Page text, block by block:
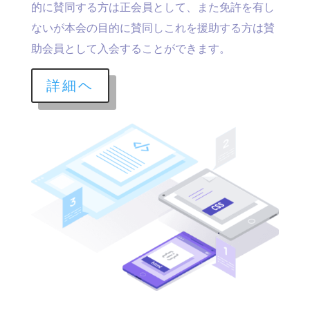
的に賛同する方は正会員として、また免許を有し
ないが本会の目的に賛同しこれを援助する方は賛
助会員として入会することができます。
詳細ヘ